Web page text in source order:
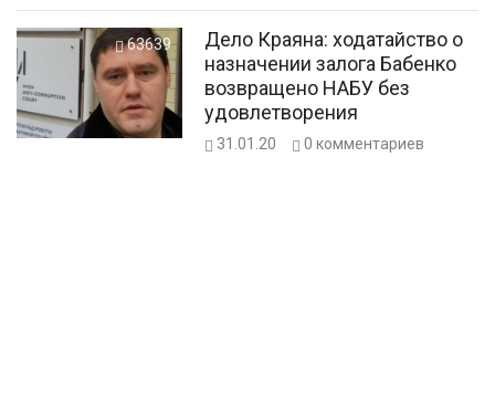
63639
Дело Краяна: ходатайство о
назначении залога Бабенко
возвращено НАБУ без
удовлетворения
31.01.20 0 комментариев